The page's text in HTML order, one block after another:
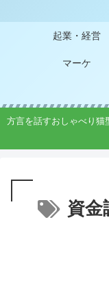
起業・経営
マーケ
方言を話すおしゃべり猫
資金